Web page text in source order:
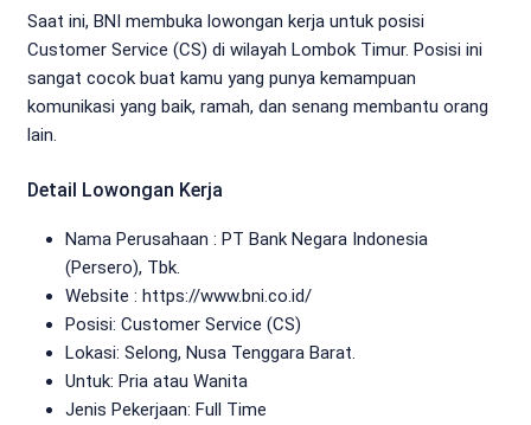
Saat ini, BNI membuka lowongan kerja untuk posisi
Customer Service (CS) di wilayah Lombok Timur. Posisi ini
sangat cocok buat kamu yang punya kemampuan
komunikasi yang baik, ramah, dan senang membantu orang
lain.
Detail Lowongan Kerja
Nama Perusahaan : PT Bank Negara Indonesia
(Persero), Tbk.
Website : https://www.bni.co.id/
Posisi: Customer Service (CS)
Lokasi: Selong, Nusa Tenggara Barat.
Untuk: Pria atau Wanita
Jenis Pekerjaan: Full Time